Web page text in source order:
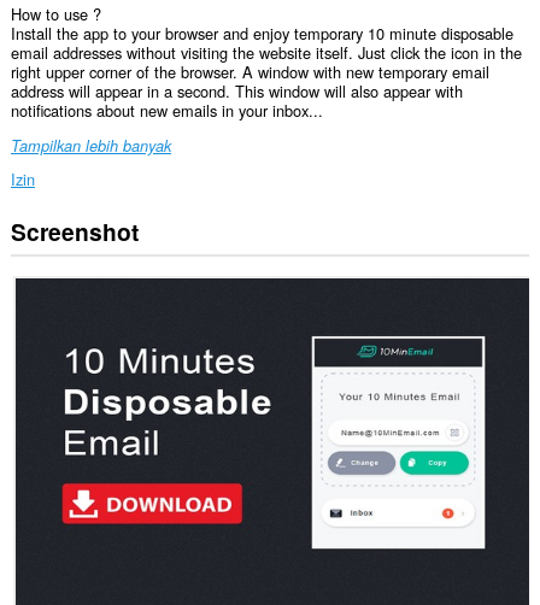
How to use ?
Install the app to your browser and enjoy temporary 10 minute disposable
email addresses without visiting the website itself. Just click the icon in the
right upper corner of the browser. A window with new temporary email
address will appear in a second. This window will also appear with
notifications about new emails in your inbox...
Tampilkan lebih banyak
Izin
Ekstensi
ini
website.
Ekstensi
mengakses
Screenshot